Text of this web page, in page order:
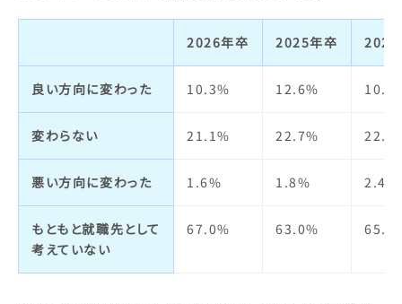
2026年卒 2025年卒 2024
良い方向に変わった 10.3% 12.6%
変わらない 21.1% 22.7%
悪い方向に変わった 1.6% 1.8% 2.4%
もともと就職先として
考えていない
67.0% 63.0%